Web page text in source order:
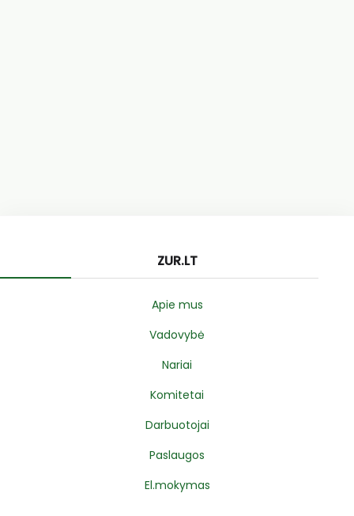
ZUR.LT
Apie mus
Vadovybė
Nariai
Komitetai
Darbuotojai
Paslaugos
El.mokymas